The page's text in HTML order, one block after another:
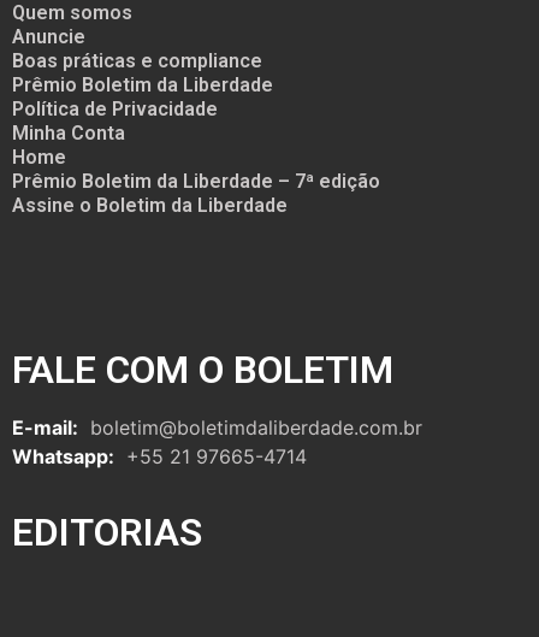
Quem somos
Anuncie
Boas práticas e compliance
Prêmio Boletim da Liberdade
Política de Privacidade
Minha Conta
Home
Prêmio Boletim da Liberdade – 7ª edição
Assine o Boletim da Liberdade
FALE COM O BOLETIM
E-mail: boletim@boletimdaliberdade.com.br
Whatsapp: +55 21 97665-4714
EDITORIAS